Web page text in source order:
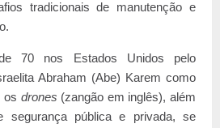
tradicionais de manutenção e
70 nos Estados Unidos pelo
Abraham (Abe) Karem como
os drones (zangão em inglês), além
segurança pública e privada, se